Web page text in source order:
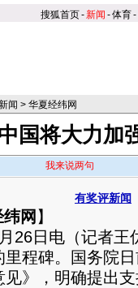
搜狐首页-新闻 -体育-
闻 > 华夏经纬网
国将大力加
我来说两句
有奖评新闻
网 】
日电（记者王
程碑。国务院
见》，明确提出